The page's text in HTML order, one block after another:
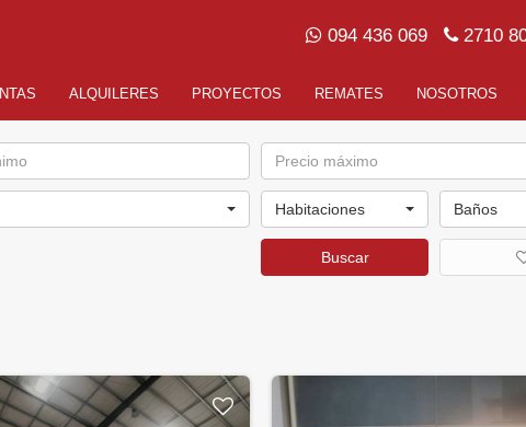
094 436 069 2710
NOSOTROS
REMATES
PROYECTOS
ALQUILERES
Habitaciones Baños
Buscar